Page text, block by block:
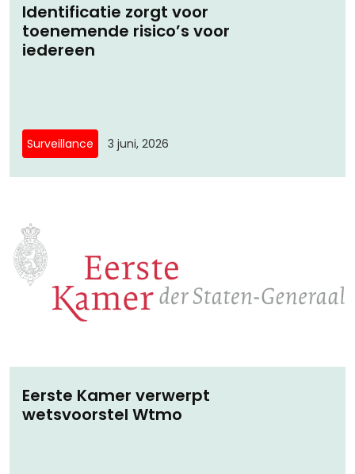
Identificatie zorgt voor
toenemende risico’s voor
iedereen
Surveillance 3 juni, 2026
Eerste Kamer verwerpt
wetsvoorstel Wtmo